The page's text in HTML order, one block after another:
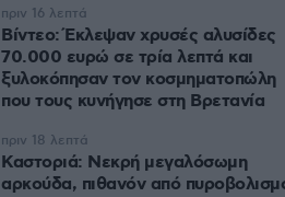
Βίντεο: Έκλεψαν χρυσές αλυσίδες
70.000 ευρώ σε τρία λεπτά και
ξυλοκόπησαν τον κοσμηματοπώλη
που τους κυνήγησε στη Βρετανία
πριν 16 λεπτά
Καστοριά: Νεκρή μεγαλόσωμη
αρκούδα, πιθανόν από
πριν 18 λεπτά